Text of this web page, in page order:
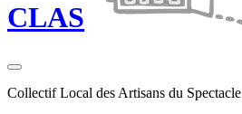
CLAS
Collectif Local des Artisans du Spectacle